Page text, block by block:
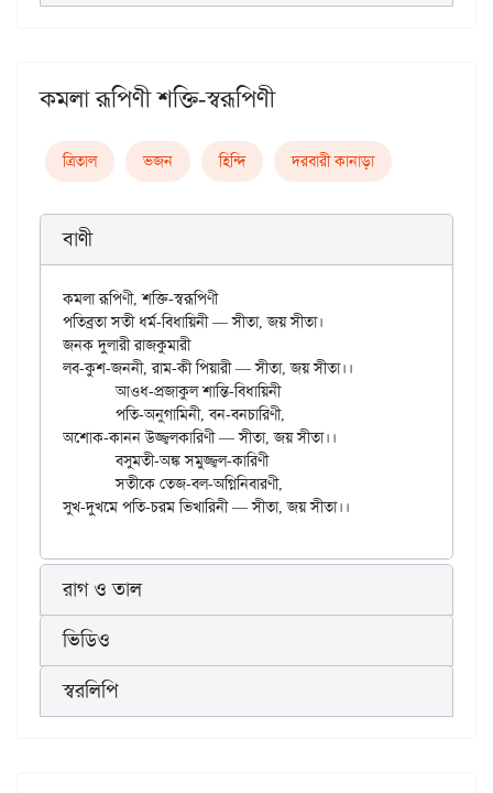
কমলা রূপিণী শক্তি-স্বরূপিণী
ত্রিতাল ভজন হিন্দি দরবারী কানাড়া
বাণী
কমলা রূপিণী, শক্তি-স্বরূপিণী
পতিব্রতা সতী ধর্ম-বিধায়িনী — সীতা, জয় সীতা।
জনক দুলারী রাজকুমারী
লব-কুশ-জননী, রাম-কী পিয়ারী — সীতা, জয় সীতা।।
	আওধ-প্রজাকুল শান্তি-বিধায়িনী
অশোক-কানন উজ্জ্বলকারিণী — সীতা, জয় সীতা।।
	বসুমতী-অঙ্ক সমুজ্জ্বল-কারিণী
	সতীকে তেজ-বল-অগ্নিনিবারণী,
রাগ ও তাল
ভিডিও
স্বরলিপি